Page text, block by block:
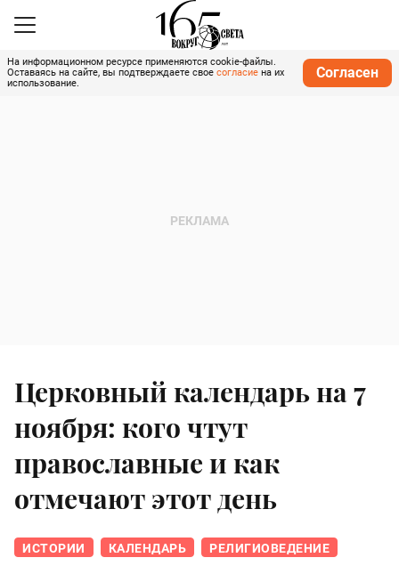
На информационном ресурсе применяются cookie-файлы.
Оставаясь на сайте, вы подтверждаете свое согласие на их
использование.
Согласен
Церковный календарь на 7
ноября: кого чтут
православные и как
отмечают этот день
ИСТОРИИ КАЛЕНДАРЬ РЕЛИГИОВЕДЕНИЕ